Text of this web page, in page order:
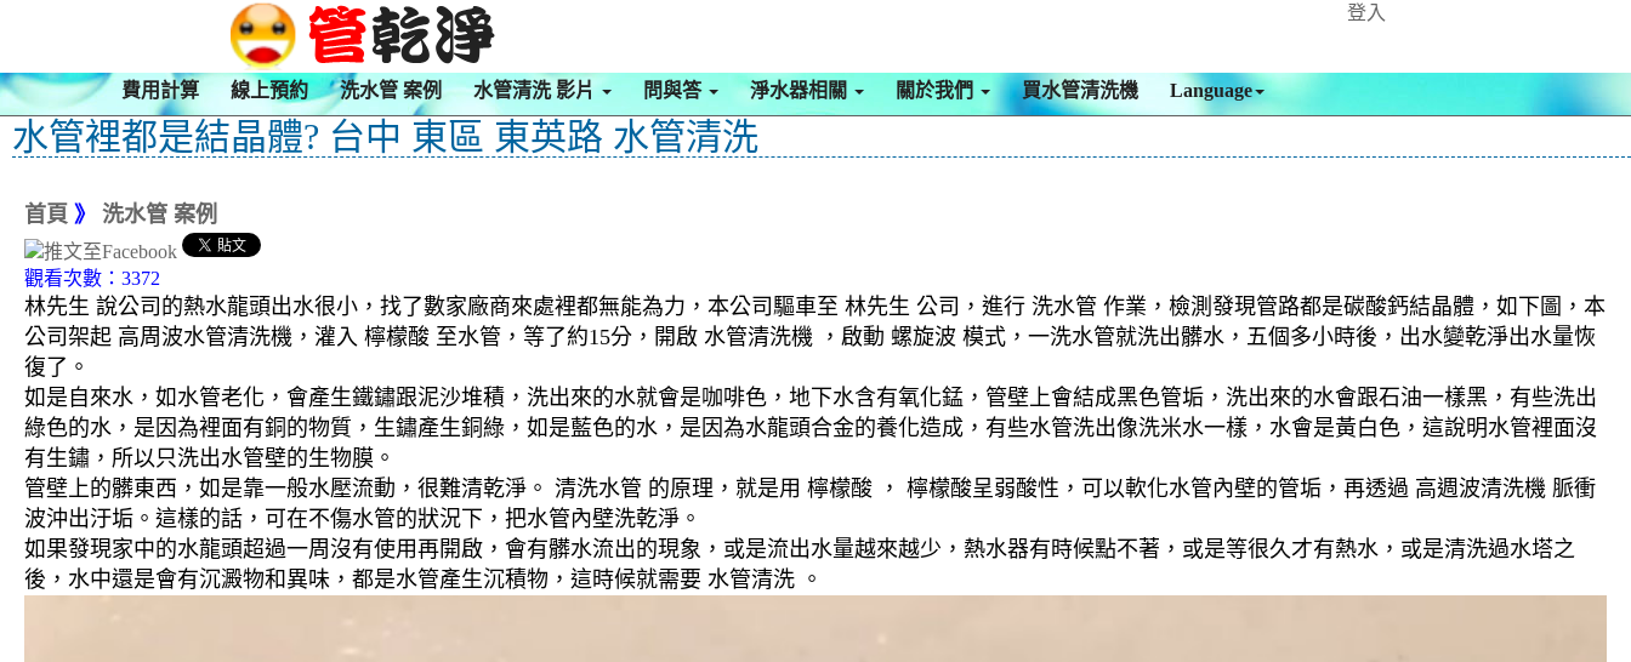
登入
費用計算 線上預約 洗水管 案例 水管清洗 影片 問與答 淨水器相關 關於我們 買水管清洗機 Language
水管裡都是結晶體? 台中 東區 東英路 水管清洗
首頁 》 洗水管 案例
觀看次數：3372
林先生 說公司的熱水龍頭出水很小，找了數家廠商來處裡都無能為力，本公司驅車至 林先生 公司，進行 洗水管 作業，檢測發現管路都是碳酸鈣結晶體，如下圖，本
公司架起 高周波水管清洗機，灌入 檸檬酸 至水管，等了約15分，開啟 水管清洗機 ，啟動 螺旋波 模式，一洗水管就洗出髒水，五個多小時後，出水變乾淨出水量恢
復了。
如是自來水，如水管老化，會產生鐵鏽跟泥沙堆積，洗出來的水就會是咖啡色，地下水含有氧化錳，管壁上會結成黑色管垢，洗出來的水會跟石油一樣黑，有些洗出
綠色的水，是因為裡面有銅的物質，生鏽產生銅綠，如是藍色的水，是因為水龍頭合金的養化造成，有些水管洗出像洗米水一樣，水會是黃白色，這說明水管裡面沒
有生鏽，所以只洗出水管壁的生物膜。
管壁上的髒東西，如是靠一般水壓流動，很難清乾淨。 清洗水管 的原理，就是用 檸檬酸 ， 檸檬酸呈弱酸性，可以軟化水管內壁的管垢，再透過 高週波清洗機 脈衝
波沖出汙垢。這樣的話，可在不傷水管的狀況下，把水管內壁洗乾淨。
如果發現家中的水龍頭超過一周沒有使用再開啟，會有髒水流出的現象，或是流出水量越來越少，熱水器有時候點不著，或是等很久才有熱水，或是清洗過水塔之
後，水中還是會有沉澱物和異味，都是水管產生沉積物，這時候就需要 水管清洗 。